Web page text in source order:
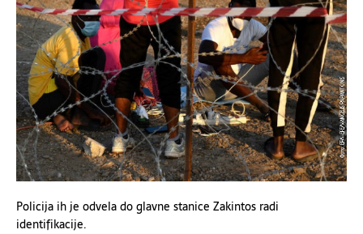
Policija ih je odvela do glavne stanice Zakintos radi
identifikacije.